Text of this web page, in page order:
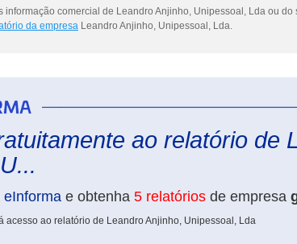
informação comercial de Leandro Anjinho, Unipessoal, Lda ou do
da empresa Leandro Anjinho, Unipessoal, Lda.
ao relatório de
eInforma e obtenha 5 relatórios de empresa
acesso ao relatório de Leandro Anjinho, Unipessoal, Lda